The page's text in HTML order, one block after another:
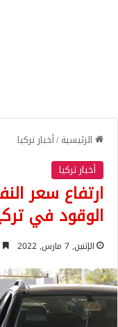
الرئيسية/أخبار تركيا
أخبار تركيا
ارتفاع سعر
الوقود في
الإثنين, 7 مارس, 2022